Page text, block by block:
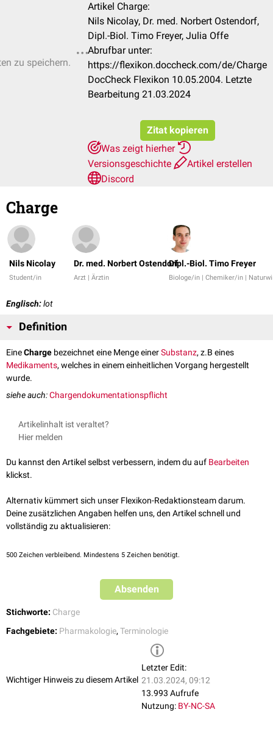
zu speichern.
Artikel Charge:
Nils Nicolay, Dr. med. Norbert Ostendorf,
Dipl.-Biol. Timo Freyer, Julia Offe
Abrufbar unter:
https://flexikon.doccheck.com/de/Charge
DocCheck Flexikon 10.05.2004. Letzte
Bearbeitung 21.03.2024
Zitat kopieren
Was zeigt hierher
Versionsgeschichte
Artikel erstellen
Discord
Charge
Nils Nicolay
Student/in
Dr. med. Norbert Ostendorf
Arzt | Ärztin
Dipl.-Biol. Timo Freyer
Biologe/in | Chemiker/in |
Englisch:lot
Definition
EineCharge bezeichnet eine Menge einerSubstanz, z.B eines
Medikaments, welches in einem einheitlichen Vorgang hergestellt
wurde.
siehe auch:Chargendokumentationspflicht
Artikelinhalt ist veraltet?
Hier melden
Du kannst den Artikel selbst verbessern, indem du auf Bearbeiten
klickst.
Alternativ kümmert sich unser Flexikon-Redaktionsteam darum.
Deine zusätzlichen Angaben helfen uns, den Artikel schnell und
vollständig zu aktualisieren:
500 Zeichen verbleibend. Mindestens 5 Zeichen benötigt.
Absenden
Stichworte: Charge
Fachgebiete: Pharmakologie, Terminologie
Wichtiger Hinweis zu diesem Artikel
Letzter Edit:
21.03.2024, 09:12
13.993 Aufrufe
Nutzung: BY-NC-SA